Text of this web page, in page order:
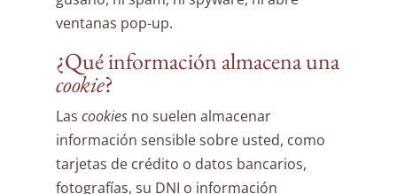
ventanas pop-up.
¿Qué información almacena una
cookie?
Las cookiesno suelen almacenar
información sensible sobre usted, como
tarjetas de crédito o datos bancarios,
fotografías, su DNI o información